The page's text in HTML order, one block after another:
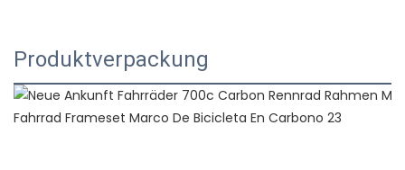
Produktverpackung